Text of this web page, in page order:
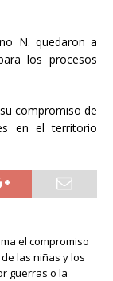
N. quedaron a
los procesos
compromiso de
en el territorio
el compromiso
las niñas y los
guerras o la